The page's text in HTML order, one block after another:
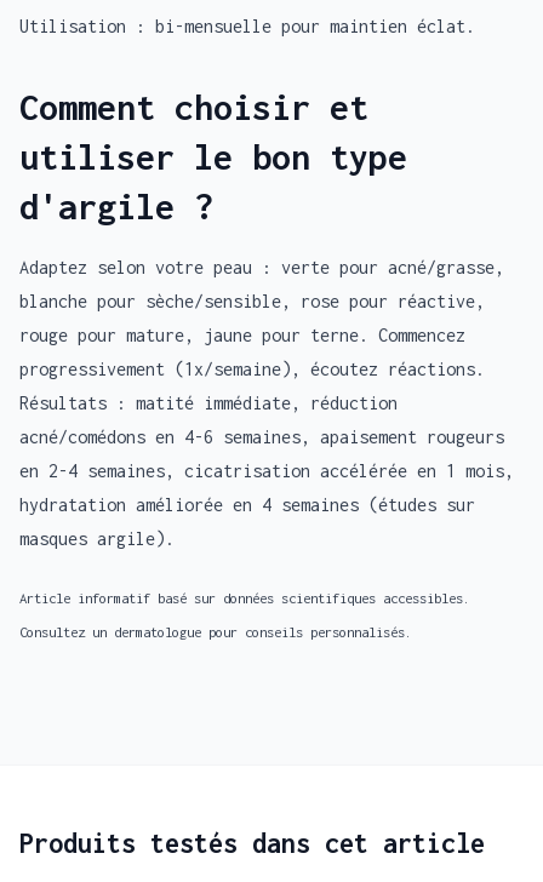
Utilisation : bi-mensuelle pour maintien éclat.
Comment choisir et
utiliser le bon type
d'argile ?
Adaptez selon votre peau : verte pour acné/grasse,
blanche pour sèche/sensible, rose pour réactive,
rouge pour mature, jaune pour terne. Commencez
progressivement (1x/semaine), écoutez réactions.
Résultats : matité immédiate, réduction
acné/comédons en 4-6 semaines, apaisement rougeurs
en 2-4 semaines, cicatrisation accélérée en 1 mois,
hydratation améliorée en 4 semaines (études sur
masques argile).
Article informatif basé sur données scientifiques accessibles.
Consultez un dermatologue pour conseils personnalisés.
Produits testés dans cet article